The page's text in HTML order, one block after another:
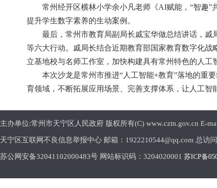
常州经开区横林小学余小凡老师《AI赋能，“智趣
提升学生数字素养的生动案例。
最后，常州市教育局副局长戚宝华做总结讲话，
等六大行动。戚局长结合近期教育部国家教育数字化
立基地校与名师工作室，加快构建具有常州特色的人
本次沙龙是常州市推进“人工智能+教育”落地的重
育领域，不断拓展应用场景、完善支撑体系，让人工
主办单位:常州市天宁区人民政府 版权所有(C) www.cztn.gov.cn E-
天宁区互联网不良信息举报中心 邮箱：1922210544@qq.com 总访
苏公网安备32041102000483号 网站标识码：3204020001 苏ICP备